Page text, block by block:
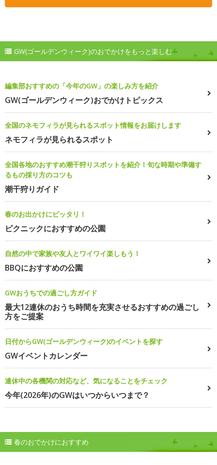
GW(ゴールデンウィーク)のおでかけをもっと楽しむ
編集部おすすめの「今年のGW」の楽しみ方を紹介
GW(ゴールデンウィーク)おでかけトピックス
全国のネモフィラが見られるスポット情報をお届けします
ネモフィラが見られるスポット
全国各地のおすすめ潮干狩りスポットを紹介！旬な時期や準備す
るもの採り方のコツも
潮干狩りガイド
春のお出かけにピッタリ！
ピクニックにおすすめの公園
自然の中で家族や友人とワイワイ楽しもう！
BBQにおすすめの公園
GWおうちでの過ごし方ガイド
最大12連休のおうち時間を充実させるおすすめの過ごし
方をご提案
日付からGW(ゴールデンウィーク)のイベントを探す
GWイベントカレンダー
連休中の各機関の対応など、気になることをチェック
今年(2026年)のGWはいつからいつまで？
春のおでかけにおすすめ